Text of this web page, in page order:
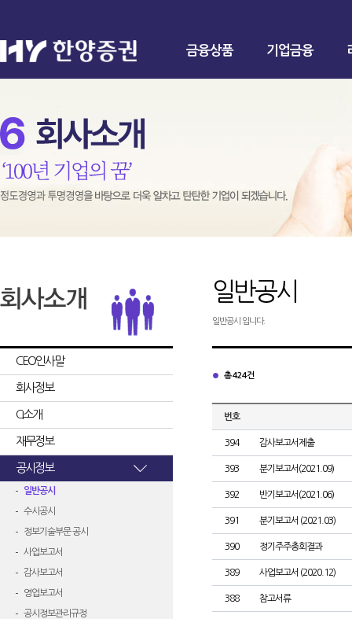
금융상품 기업금융
CEO인사말
회사정보
CI소개
재무정보
공시정보
일반공시
수시공시
정보기술부문 공시
사업보고서
감사보고서
영업보고서
공시정보관리규정
일반공시
일반공시 입니다.
총 424건
번호
394 감사보고서제출
393 분기보고서(2021.09)
392 반기보고서(2021.06)
391 분기보고서 (2021.03)
390 정기주주총회결과
389 사업보고서 (2020.12)
388 참고서류